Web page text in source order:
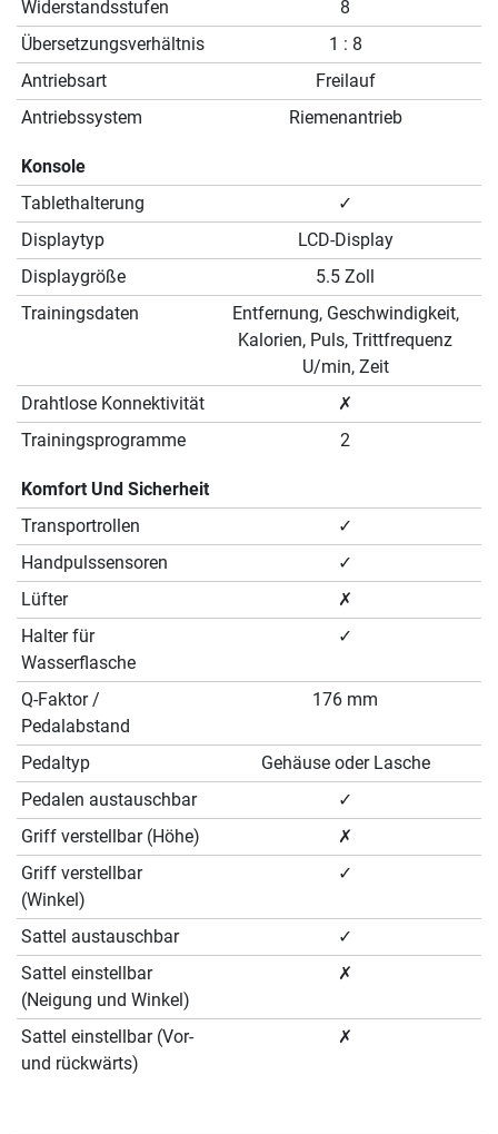
Widerstandsstufen
8
Übersetzungsverhältnis
1 : 8
Antriebsart
Freilauf
Antriebssystem
Riemenantrieb
Konsole
Tablethalterung
✓
Displaytyp
LCD-Display
Displaygröße
5.5 Zoll
Trainingsdaten
Entfernung, Geschwindigkeit,
Kalorien, Puls, Trittfrequenz
U/min, Zeit
Drahtlose Konnektivität
✗
Trainingsprogramme
2
Komfort Und Sicherheit
Transportrollen
✓
Handpulssensoren
✓
Lüfter
✗
Halter für
Wasserflasche
✓
Q-Faktor /
Pedalabstand
176 mm
Pedaltyp
Gehäuse oder Lasche
Pedalen austauschbar
✓
Griff verstellbar (Höhe)
✗
Griff verstellbar
(Winkel)
✓
Sattel austauschbar
✓
Sattel einstellbar
(Neigung und Winkel)
✗
Sattel einstellbar (Vor-
und rückwärts)
✗